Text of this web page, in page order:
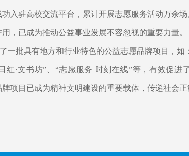
入驻高校交流平台，累计开展志愿服务活动万余
，已成为推动公益事业发展不容忽视的重要力量。
一批具有地方和行业特色的公益志愿品牌项目，如
红·文书坊”、“志愿服务 时刻在线”等，有效促
项目已成为精神文明建设的重要载体，传递社会正